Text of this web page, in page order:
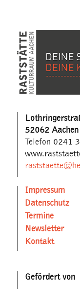
52062 Aachen
Telefon 0241
Impressum
Datenschutz
Termine
Newsletter
Kontakt
Gefördert von